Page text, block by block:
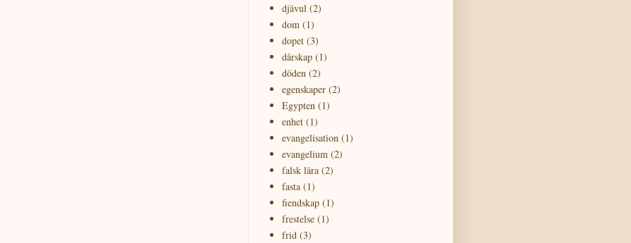
djävul (2)
dom (1)
dopet (3)
dårskap (1)
döden (2)
egenskaper (2)
Egypten (1)
enhet (1)
evangelisation (1)
evangelium (2)
falsk lära (2)
fasta (1)
fiendskap (1)
frestelse (1)
frid (3)